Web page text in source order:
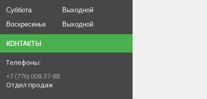
Суббота
Выходной
Воскресенье
Выходной
КОНТАКТЫ
+7 (776) 008-37-88
Отдел продаж